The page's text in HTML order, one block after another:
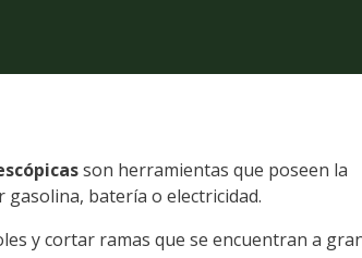
son herramientas que poseen la
batería o electricidad.
y cortar ramas que se encuentran a